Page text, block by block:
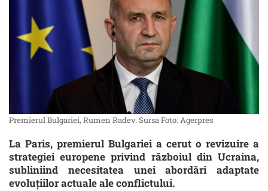
Premierul Bulgariei, Rumen Radev. Sursa Foto: Agerpres
La Paris, premierul Bulgariei a cerut o revizuire a
strategiei europene privind războiul din Ucraina,
subliniind necesitatea unei abordări adaptate
evoluțiilor actuale ale conflictului.